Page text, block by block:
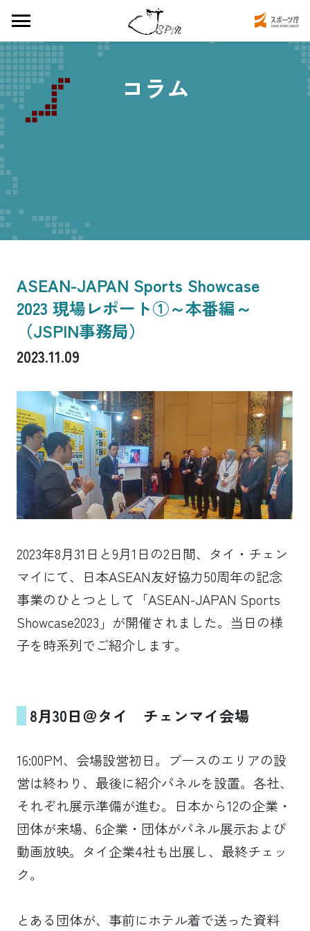
コラム
ASEAN-JAPAN Sports Showcase
2023 現場レポート①～本番編～
（JSPIN事務局）
2023.11.09
2023年8月31日と9月1日の2日間、タイ・チェン
マイにて、日本ASEAN友好協力50周年の記念
事業のひとつとして「ASEAN-JAPAN Sports
Showcase2023」が開催されました。当日の様
子を時系列でご紹介します。
8月30日＠タイ チェンマイ会場
16:00PM、会場設営初日。ブースのエリアの設
営は終わり、最後に紹介パネルを設置。各社、
それぞれ展示準備が進む。日本から12の企業・
団体が来場、6企業・団体がパネル展示および
動画放映。タイ企業4社も出展し、最終チェッ
ク。
とある団体が、事前にホテル着で送った資料